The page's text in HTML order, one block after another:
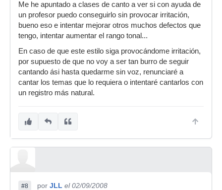
Me he apuntado a clases de canto a ver si con ayuda de
un profesor puedo conseguirlo sin provocar irritación,
bueno eso e intentar mejorar otros muchos defectos que
tengo, intentar aumentar el rango tonal...
En caso de que este estilo siga provocándome irritación,
por supuesto de que no voy a ser tan burro de seguir
cantando ási hasta quedarme sin voz, renunciaré a
cantar los temas que lo requiera o intentaré cantarlos con
un registro más natural.
#8 por JLL el 02/09/2008